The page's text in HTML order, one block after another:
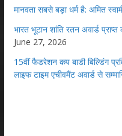
मानवता सबसे बड़ा धर्म है: अमित
भारत भूटान शांति रतन अवार्ड
June 27, 2026
15वीं फैडरेशन कप बाडी बिल्डिंग
लाइफ टाइम एचीवमैंट अवार्ड से